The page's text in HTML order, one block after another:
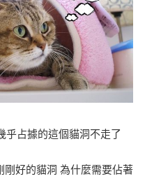
占據的這個貓洞不走了
剛好的貓洞 為什麼需要佔著